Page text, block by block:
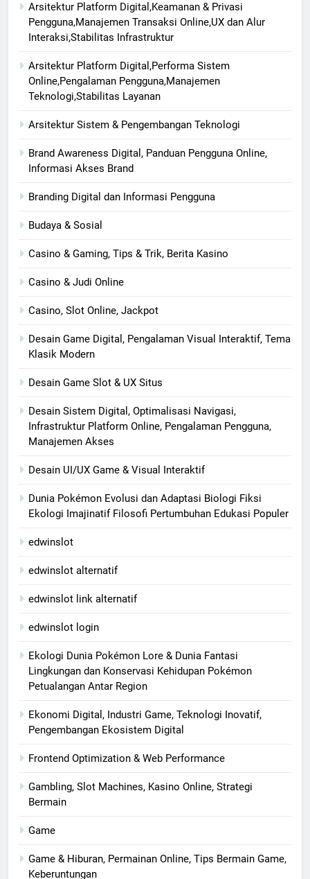
Arsitektur Platform Digital,Keamanan & Privasi
Pengguna,Manajemen Transaksi Online,UX dan Alur
Interaksi,Stabilitas Infrastruktur
Arsitektur Platform Digital,Performa Sistem
Online,Pengalaman Pengguna,Manajemen
Teknologi,Stabilitas Layanan
Arsitektur Sistem & Pengembangan Teknologi
Brand Awareness Digital, Panduan Pengguna Online,
Informasi Akses Brand
Branding Digital dan Informasi Pengguna
Budaya & Sosial
Casino & Gaming, Tips & Trik, Berita Kasino
Casino & Judi Online
Casino, Slot Online, Jackpot
Desain Game Digital, Pengalaman Visual Interaktif, Tema
Klasik Modern
Desain Game Slot & UX Situs
Desain Sistem Digital, Optimalisasi Navigasi,
Infrastruktur Platform Online, Pengalaman Pengguna,
Manajemen Akses
Desain UI/UX Game & Visual Interaktif
Dunia Pokémon Evolusi dan Adaptasi Biologi Fiksi
Ekologi Imajinatif Filosofi Pertumbuhan Edukasi Populer
edwinslot
edwinslot alternatif
edwinslot link alternatif
edwinslot login
Ekologi Dunia Pokémon Lore & Dunia Fantasi
Lingkungan dan Konservasi Kehidupan Pokémon
Petualangan Antar Region
Ekonomi Digital, Industri Game, Teknologi Inovatif,
Pengembangan Ekosistem Digital
Frontend Optimization & Web Performance
Gambling, Slot Machines, Kasino Online, Strategi
Bermain
Game
Game & Hiburan, Permainan Online, Tips Bermain Game,
Keberuntungan